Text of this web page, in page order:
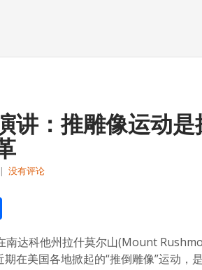
讲：推雕像运动
| 没有评论
享
南达科他州拉什莫尔山(Mount
在美国各地掀起的“推倒雕像”运动，